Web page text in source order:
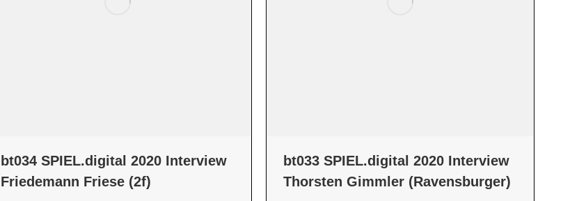
bt034 SPIEL.digital 2020 Interview
Friedemann Friese (2f)
bt033 SPIEL.digital 2020 Interview
Thorsten Gimmler (Ravensburger)